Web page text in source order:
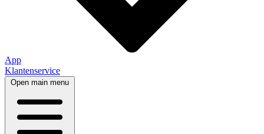
App
Klantenservice
Open main menu